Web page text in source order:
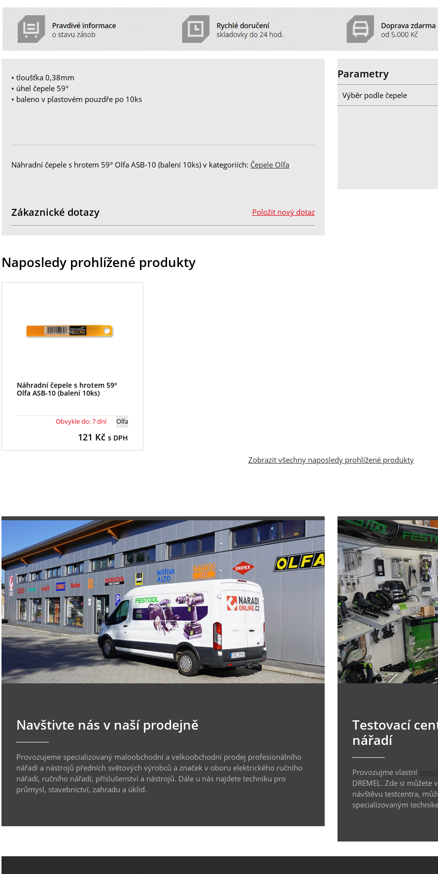
• tloušťka 0,38mm
• úhel čepele 59°
• baleno v plastovém pouzdře po 10ks
Náhradní čepele s hrotem 59° Olfa ASB-10 (balení 10ks) v kategoriích: Čepele Olfa
Parametry
Výběr podle čepele
Položit nový dotaz
Zákaznické dotazy
Naposledy prohlížené produkty
Náhradní čepele s hrotem 59°
Olfa ASB-10 (balení 10ks)
Olfa
Obvykle do: 7 dní
121 Kč s DPH
Zobrazit všechny naposledy prohlížené produkty
Navštivte nás v naší prodejně
Provozujeme specializovaný maloobchodní a velkoobchodní prodej profesionálního
nářadí a nástrojů předních světových výrobců a značek v oboru elektrického ručního
nářadí, ručního nářadí, příslušenství a nástrojů. Dále u nás najdete techniku pro
průmysl, stavebnictví, zahradu a úklid.
Testovací
nářadí
Provozujme vlastní
DREMEL. Zde si
návštěvu testcentra,
specializovaným